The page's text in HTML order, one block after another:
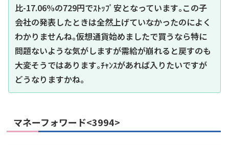
比-17.06%の729円でｽﾄｯﾌﾟ安となっています｡この子
会社の発表したときは全然上げていなかったのによく
わかりませんね｡仮想通貨始めましたで買うなら特に
問題ないような気がしますが需給が崩れると戻すのも
大変そうではあります｡ﾁｬﾝｽがあれば入りたいですが
どうなりますかね｡
マネーフォワード<3994>